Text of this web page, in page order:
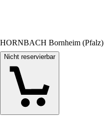
HORNBACH Bornheim (Pfalz)
Nicht reservierbar